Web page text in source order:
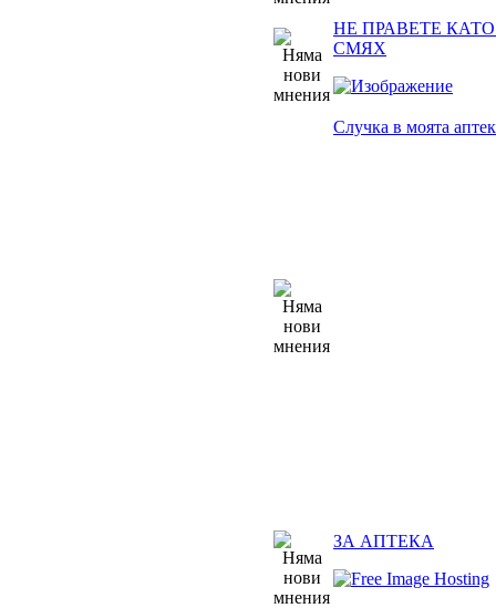
НЕ ПРАВЕТЕ
СМЯХ
Случка в моята
ЗА АПТЕКА